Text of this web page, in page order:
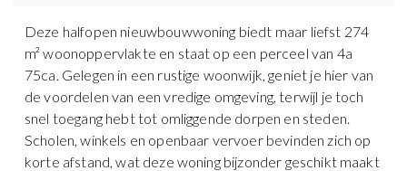
Deze halfopen nieuwbouwwoning biedt maar liefst 274
m² woonoppervlakte en staat op een perceel van 4a
75ca. Gelegen in een rustige woonwijk, geniet je hier van
de voordelen van een vredige omgeving, terwijl je toch
snel toegang hebt tot omliggende dorpen en steden.
Scholen, winkels en openbaar vervoer bevinden zich op
korte afstand, wat deze woning bijzonder geschikt maakt